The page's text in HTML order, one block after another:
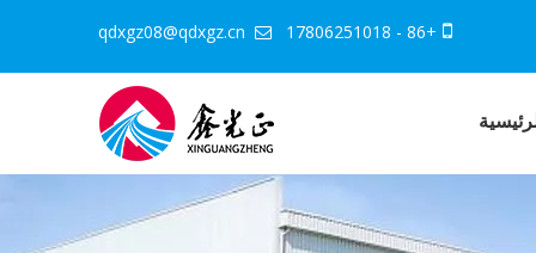

+86 - 17806251018

qdxgz08@qdxgz.cn